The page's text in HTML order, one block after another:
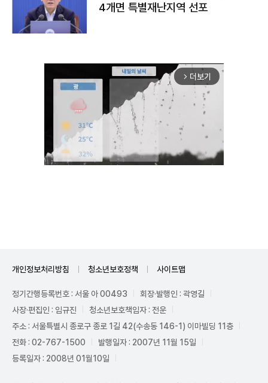
4개면 특별재난지역 선포
arrow_forward_ios 더보기
개인정보처리방침 청소년보호정책 사이트맵
정기간행등록번호 : 서울 아 00493
회장·발행인 : 곽영길
사장·편집인 : 임규진
청소년보호책임자 : 전운
주소 : 서울특별시 종로구 종로 1길 42(수송동 146-1) 이마빌딩 11층
전화 : 02-767-1500
발행일자 : 2007년 11월 15일
등록일자 : 2008년 01월10일